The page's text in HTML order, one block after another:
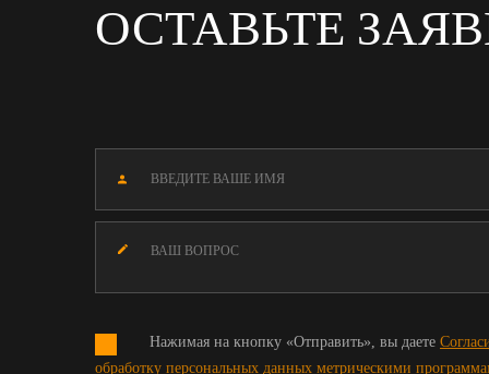
ОСТАВЬТЕ
Нажимая на кнопку «Отправить», вы даете
обработку персональных данных метрическими